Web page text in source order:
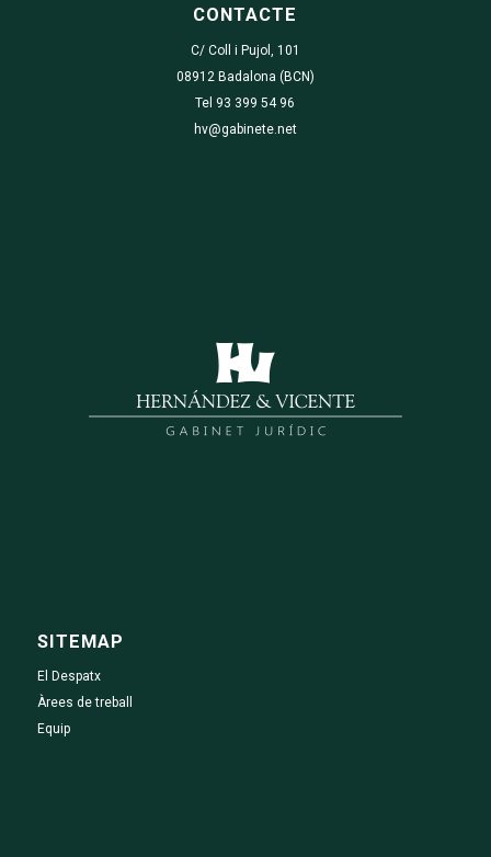
CONTACTE
C/ Coll i Pujol, 101
08912 Badalona (BCN)
Tel 93 399 54 96
hv@gabinete.net
SITEMAP
El Despatx
Àrees de treball
Equip